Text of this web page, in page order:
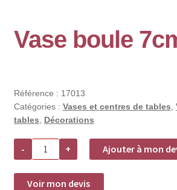
Vase boule
Référence : 17013
Catégories : Vases et centres de tables
tables
Décorations
-
quantité
Vase
boule
7cm
+ Ajouter à mon
Voir mon devis